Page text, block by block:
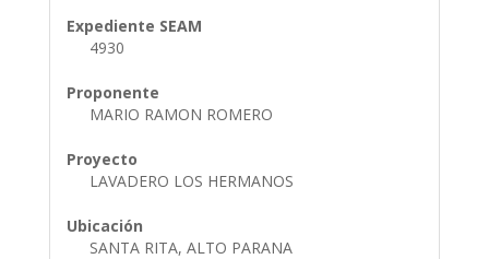
Expediente SEAM
4930
Proponente
MARIO RAMON ROMERO
Proyecto
LAVADERO LOS HERMANOS
Ubicación
SANTA RITA, ALTO PARANA